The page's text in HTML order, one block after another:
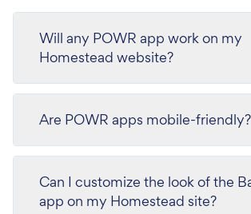
Will any POWR app work on my
Homestead website?
Are POWR apps mobile-friendly?
Can I customize the look of the
app on my Homestead site?